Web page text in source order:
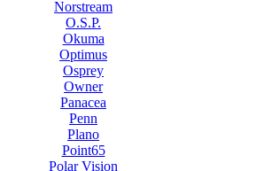
Norstream
O.S.P.
Okuma
Optimus
Osprey
Owner
Panacea
Penn
Plano
Point65
Polar Vision